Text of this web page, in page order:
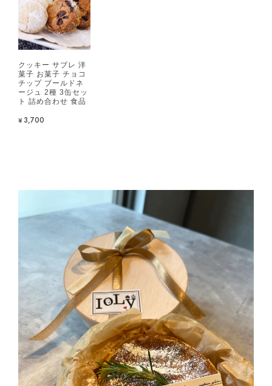
クッキー サブレ 洋
菓子 お菓子 チョコ
チップ ブールドネ
ージュ 2種 3缶セッ
ト 詰め合わせ 食品
¥3,700